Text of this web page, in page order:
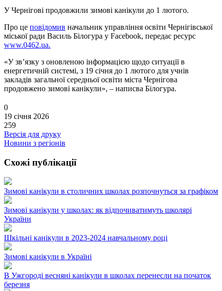
У Чернігові продовжили зимові канікули до 1 лютого.
Про це повідомив начальник управління освіти Чернігівської
міської ради Василь Білогура у Facebook, передає ресурс
www.0462.ua.
«У звʼязку з оновленою інформацією щодо ситуації в
енергетичній системі, з 19 січня до 1 лютого для учнів
закладів загальної середньої освіти міста Чернігова
продовжено зимові канікули», – написва Білогура.
0
19 січня 2026
259
Версія для друку
Новини з регіонів
Схожі публікації
Зимові канікули в столичних школах розпочнуться за графіком
Зимові канікули у школах: як відпочиватимуть школярі
України
Шкільні канікули в 2023-2024 навчальному році
Зимові канікули в Україні
В Ужгороді весняні канікули в школах перенесли на початок
березня